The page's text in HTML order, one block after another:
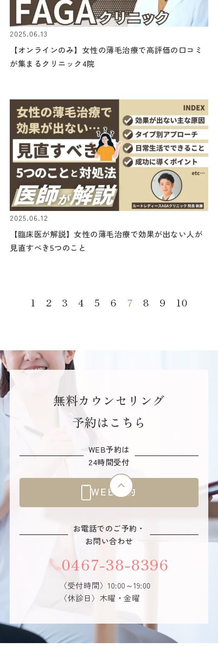
2025.06.13
【オンラインのみ】女性の薄毛治療で高評価の口コミ
が集まるクリニック4院
2025.06.12
【臨床医が解説】女性の薄毛治療で効果が出ない人が
見直すべき5つのこと
1 2 3 4 5 6 7 8 9 10
無料カウンセリング
予約はこちら
WEB予約は
24時間受付
WEB予約
お電話でのご予約・
お問い合わせ
0467-38-8396
〈受付時間〉10:00～19:00
〈休診日〉木曜・金曜